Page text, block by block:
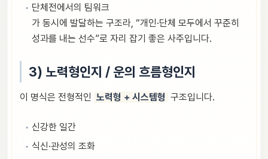
단체전에서의 팀워크
가 동시에 발달하는 구조라, “개인·단체 모두에서 꾸준히
성과를 내는 선수”로 자리 잡기 좋은 사주입니다.
3) 노력형인지 / 운의 흐름형인지
이 명식은 전형적인 노력형 + 시스템형 구조입니다.
신강한 일간
식신·관성의 조화